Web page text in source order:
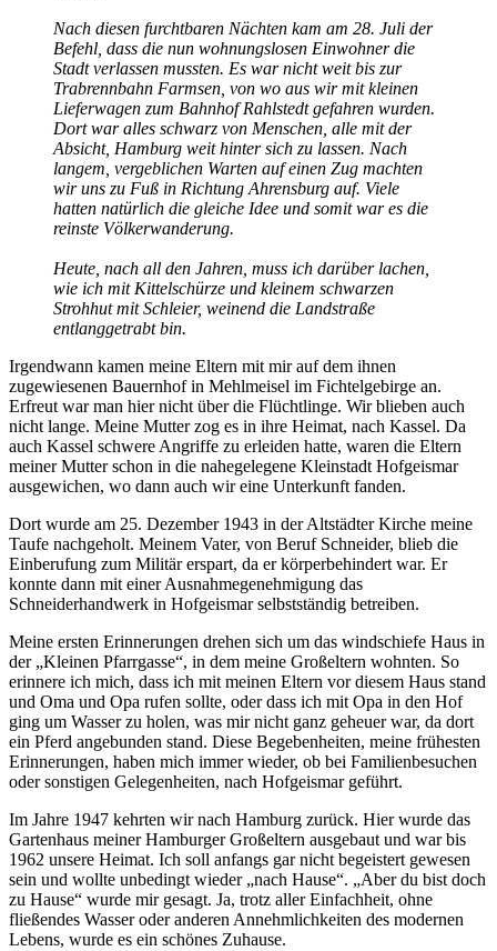
Nach diesen furchtbaren Nächten kam am 28. Juli der
Befehl, dass die nun wohnungslosen Einwohner die
Stadt verlassen mussten. Es war nicht weit bis zur
Trabrennbahn Farmsen, von wo aus wir mit kleinen
Lieferwagen zum Bahnhof Rahlstedt gefahren wurden.
Dort war alles schwarz von Menschen, alle mit der
Absicht, Hamburg weit hinter sich zu lassen. Nach
langem, vergeblichen Warten auf einen Zug machten
wir uns zu Fuß in Richtung Ahrensburg auf. Viele
hatten natürlich die gleiche Idee und somit war es die
reinste Völkerwanderung.
Heute, nach all den Jahren, muss ich darüber lachen,
wie ich mit Kittelschürze und kleinem schwarzen
Strohhut mit Schleier, weinend die Landstraße
entlanggetrabt bin.
Irgendwann kamen meine Eltern mit mir auf dem ihnen
zugewiesenen Bauernhof in Mehlmeisel im Fichtelgebirge an.
Erfreut war man hier nicht über die Flüchtlinge. Wir blieben auch
nicht lange. Meine Mutter zog es in ihre Heimat, nach Kassel. Da
auch Kassel schwere Angriffe zu erleiden hatte, waren die Eltern
meiner Mutter schon in die nahegelegene Kleinstadt Hofgeismar
ausgewichen, wo dann auch wir eine Unterkunft fanden.
Dort wurde am 25. Dezember 1943 in der Altstädter Kirche meine
Taufe nachgeholt. Meinem Vater, von Beruf Schneider, blieb die
Einberufung zum Militär erspart, da er körperbehindert war. Er
konnte dann mit einer Ausnahmegenehmigung das
Schneiderhandwerk in Hofgeismar selbstständig betreiben.
Meine ersten Erinnerungen drehen sich um das windschiefe Haus in
der „Kleinen Pfarrgasse“, in dem meine Großeltern wohnten. So
erinnere ich mich, dass ich mit meinen Eltern vor diesem Haus stand
und Oma und Opa rufen sollte, oder dass ich mit Opa in den Hof
ging um Wasser zu holen, was mir nicht ganz geheuer war, da dort
ein Pferd angebunden stand. Diese Begebenheiten, meine frühesten
Erinnerungen, haben mich immer wieder, ob bei Familienbesuchen
oder sonstigen Gelegenheiten, nach Hofgeismar geführt.
Im Jahre 1947 kehrten wir nach Hamburg zurück. Hier wurde das
Gartenhaus meiner Hamburger Großeltern ausgebaut und war bis
1962 unsere Heimat. Ich soll anfangs gar nicht begeistert gewesen
sein und wollte unbedingt wieder „nach Hause“. „Aber du bist doch
zu Hause“ wurde mir gesagt. Ja, trotz aller Einfachheit, ohne
fließendes Wasser oder anderen Annehmlichkeiten des modernen
Lebens, wurde es ein schönes Zuhause.